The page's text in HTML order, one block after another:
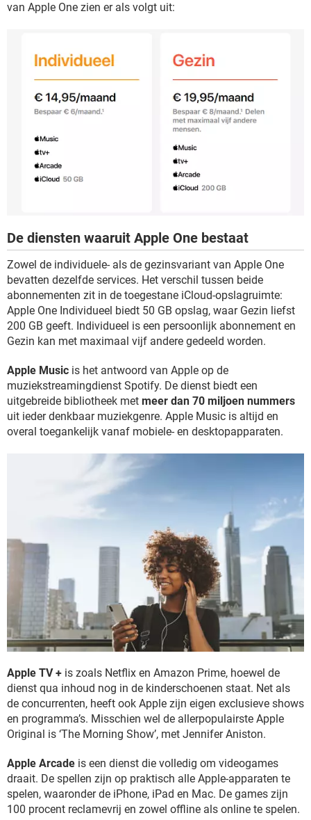
van Apple One zien er als volgt uit:
De diensten waaruit Apple One bestaat
Zowel de individuele- als de gezinsvariant van Apple One
bevatten dezelfde services. Het verschil tussen beide
abonnementen zit in de toegestane iCloud-opslagruimte:
Apple One Individueel biedt 50 GB opslag, waar Gezin liefst
200 GB geeft. Individueel is een persoonlijk abonnement en
Gezin kan met maximaal vijf andere gedeeld worden.
Apple Music is het antwoord van Apple op de
muziekstreamingdienst Spotify. De dienst biedt een
uitgebreide bibliotheek met meer dan 70 miljoen nummers
uit ieder denkbaar muziekgenre. Apple Music is altijd en
overal toegankelijk vanaf mobiele- en desktopapparaten.
Apple TV + is zoals Netflix en Amazon Prime, hoewel de
dienst qua inhoud nog in de kinderschoenen staat. Net als
de concurrenten, heeft ook Apple zijn eigen exclusieve shows
en programma’s. Misschien wel de allerpopulairste Apple
Original is ‘The Morning Show’, met Jennifer Aniston.
Apple Arcade is een dienst die volledig om videogames
draait. De spellen zijn op praktisch alle Apple-apparaten te
spelen, waaronder de iPhone, iPad en Mac. De games zijn
100 procent reclamevrij en zowel offline als online te spelen.